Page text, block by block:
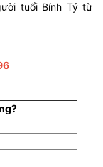
tuổi Bính Tý từ